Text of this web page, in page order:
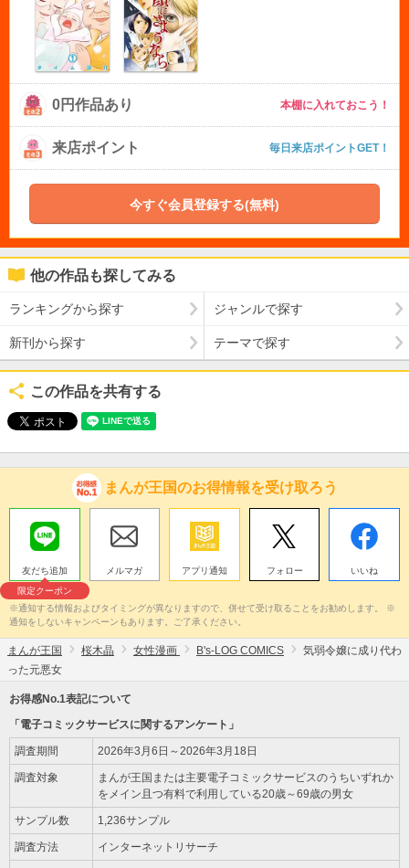
0円作品あり 本棚に入れておこう！
来店ポイント 毎日来店ポイントGET！
今すぐ会員登録する(無料)
他の作品も探してみる
ランキングから探す ジャンルで探す
新刊から探す テーマで探す
この作品を共有する
まんが王国のお得情報を受け取ろう
友だち追加
限定クーポン
メルマガ アプリ通知 フォロー いいね
※通知する情報およびタイミングが異なりますので、併せて受け取ることをお勧めします。 ※
通知をしないキャンペーンもあります。ご了承ください。
まんが王国 桜木晶 女性漫画 B's-LOG COMICS
気弱令嬢に成り代わ
った元悪女
お得感No.1表記について
「電子コミックサービスに関するアンケート」
調査期間 2026年3月6日～2026年3月18日
調査対象
まんが王国または主要電子コミックサービスのうちいずれか
をメイン且つ有料で利用している20歳～69歳の男女
サンプル数 1,236サンプル
調査方法 インターネットリサーチ